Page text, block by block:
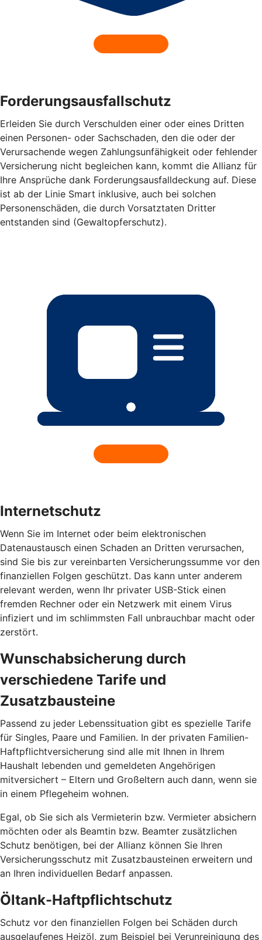
Forderungsausfallschutz
Erleiden Sie durch Verschulden einer oder eines Dritten
einen Personen- oder Sachschaden, den die oder der
Verursachende wegen Zahlungsunfähigkeit oder fehlender
Versicherung nicht begleichen kann, kommt die Allianz für
Ihre Ansprüche dank Forderungsausfalldeckung auf. Diese
ist ab der Linie Smart inklusive, auch bei solchen
Personenschäden, die durch Vorsatztaten Dritter
entstanden sind (Gewaltopferschutz).
Internetschutz
Wenn Sie im Internet oder beim elektronischen
Datenaustausch einen Schaden an Dritten verursachen,
sind Sie bis zur vereinbarten Versicherungssumme vor den
finanziellen Folgen geschützt. Das kann unter anderem
relevant werden, wenn Ihr privater USB-Stick einen
fremden Rechner oder ein Netzwerk mit einem Virus
infiziert und im schlimmsten Fall unbrauchbar macht oder
zerstört.
Wunschabsicherung durch
verschiedene Tarife und
Zusatzbausteine
Passend zu jeder Lebenssituation gibt es spezielle Tarife
für Singles, Paare und Familien. In der privaten Familien-
Haftpflichtversicherung sind alle mit Ihnen in Ihrem
Haushalt lebenden und gemeldeten Angehörigen
mitversichert – Eltern und Großeltern auch dann, wenn sie
in einem Pflegeheim wohnen.
Egal, ob Sie sich als Vermieterin bzw. Vermieter absichern
möchten oder als Beamtin bzw. Beamter zusätzlichen
Schutz benötigen, bei der Allianz können Sie Ihren
Versicherungsschutz mit Zusatzbausteinen erweitern und
an Ihren individuellen Bedarf anpassen.
Öltank-Haftpflichtschutz
Schutz vor den finanziellen Folgen bei Schäden durch
ausgelaufenes Heizöl, zum Beispiel bei Verunreinigung des